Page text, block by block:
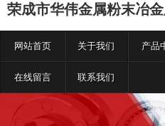
荣成市华伟金属粉末冶
网站首页 关于我们 产品
在线留言 联系我们